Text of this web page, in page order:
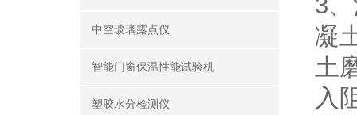
中空玻璃露点仪
智能门窗保温性能试验机
塑胶水分检测仪
凝
土
入